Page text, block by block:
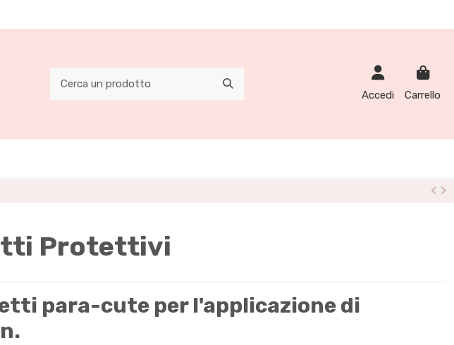
Accedi Carrello
Protettivi
para-cute per l'applicazione di